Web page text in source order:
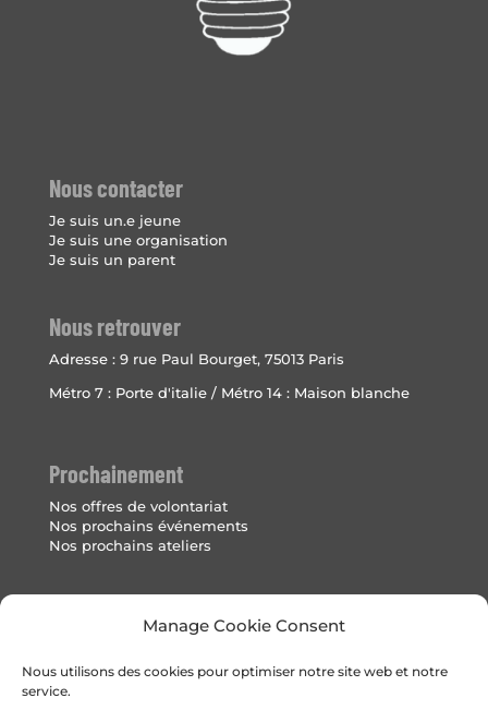
Manage Cookie Consent
Nous utilisons des cookies pour optimiser notre site web et notre
service.
Nous contacter
Je suis un.e jeune
Je suis une organisation
Je suis un parent
Nous retrouver
Adresse : 9 rue Paul Bourget, 75013 Paris
Métro 7 : Porte d'italie / Métro 14 : Maison blanche
Prochainement
Nos offres de volontariat
Nos prochains événements
Nos prochains ateliers
Politique de cookies (UE)